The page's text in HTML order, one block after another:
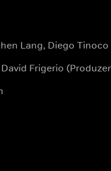
Lang, Diego Tinoco
Frigerio